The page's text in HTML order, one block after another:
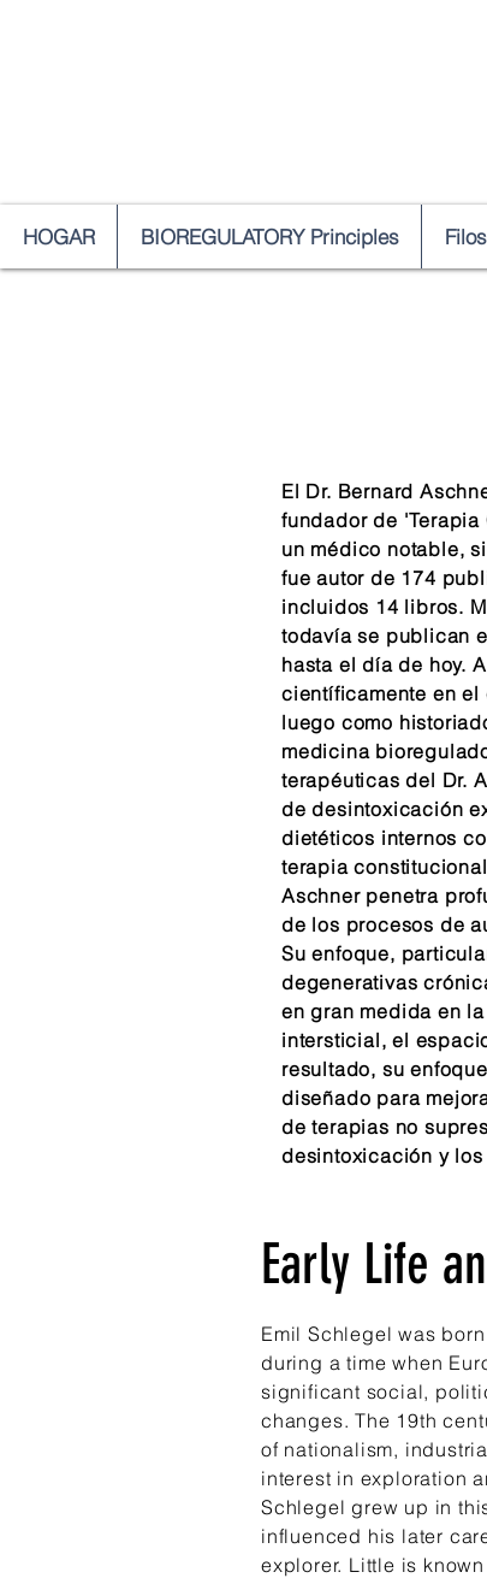
HOGAR BIOREGULATORY Principles
El Dr. Bernard
fundador de
un médico notable,
fue autor de 174
incluidos 14 libros.
todavía se publican
hasta el día de hoy.
científicamente en
luego como
medicina
terapéuticas del Dr.
de desintoxicación
dietéticos internos
terapia
Aschner penetra
de los procesos de
Su enfoque,
degenerativas
en gran medida en
intersticial, el
resultado, su
diseñado para
de terapias no
desintoxicación y
Emil Schlegel was
during a time when
significant social,
changes. The 19th
of nationalism,
interest in exploration
Schlegel grew up in
influenced his later
explorer. Little is
Early Life